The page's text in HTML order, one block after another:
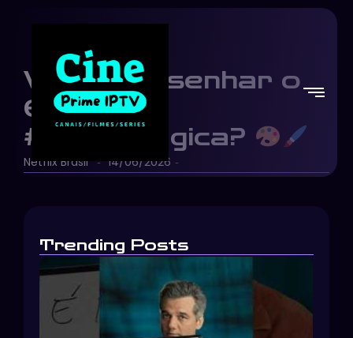
Vamos desenhar o
Ollie de
#ComoMágica?
Netflix Brasil - 14/06/2026 -
Trending Posts